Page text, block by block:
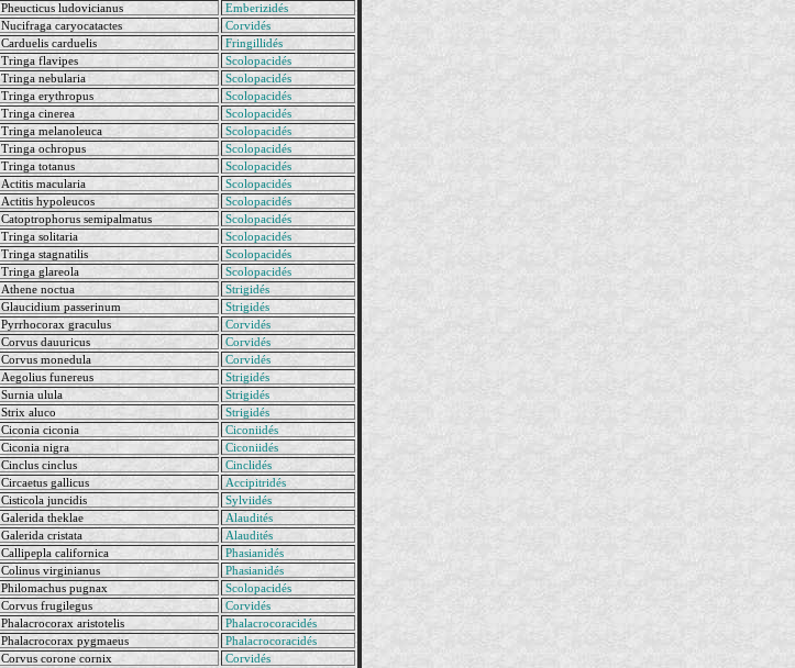
Pheucticus ludovicianus
Emberizidés
Nucifraga caryocatactes
Corvidés
Carduelis carduelis
Fringillidés
Tringa flavipes
Scolopacidés
Tringa nebularia
Scolopacidés
Tringa erythropus
Scolopacidés
Tringa cinerea
Scolopacidés
Tringa melanoleuca
Scolopacidés
Tringa ochropus
Scolopacidés
Tringa totanus
Scolopacidés
Actitis macularia
Scolopacidés
Actitis hypoleucos
Scolopacidés
Catoptrophorus semipalmatus
Scolopacidés
Tringa solitaria
Scolopacidés
Tringa stagnatilis
Scolopacidés
Tringa glareola
Scolopacidés
Athene noctua
Strigidés
Glaucidium passerinum
Strigidés
Pyrrhocorax graculus
Corvidés
Corvus dauuricus
Corvidés
Corvus monedula
Corvidés
Aegolius funereus
Strigidés
Surnia ulula
Strigidés
Strix aluco
Strigidés
Ciconia ciconia
Ciconiidés
Ciconia nigra
Ciconiidés
Cinclus cinclus
Cinclidés
Circaetus gallicus
Accipitridés
Cisticola juncidis
Sylviidés
Galerida theklae
Alaudités
Galerida cristata
Alaudités
Callipepla californica
Phasianidés
Colinus virginianus
Phasianidés
Philomachus pugnax
Scolopacidés
Corvus frugilegus
Corvidés
Phalacrocorax aristotelis
Phalacrocoracidés
Phalacrocorax pygmaeus
Phalacrocoracidés
Corvus corone cornix
Corvidés